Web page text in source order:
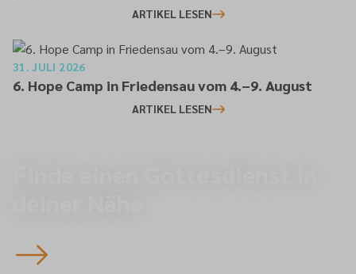
ARTIKEL LESEN
31. JULI 2026
6. Hope Camp in Friedensau vom 4.–9. August
ARTIKEL LESEN